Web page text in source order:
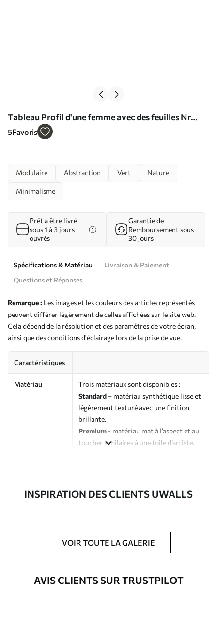
Tableau Profil d'une femme avec des feuilles Nr
m30561
5Favoris
Modulaire Abstraction Vert Nature
Minimalisme
Prêt à être livré
sous 1 à 3 jours
ouvrés
Garantie de
Remboursement sous
30 Jours
Spécifications & Matériau
Livraison & Paiement
Questions et Réponses
Remarque : Les images et les couleurs des articles représentés
peuvent différer légèrement de celles affichées sur le site web.
Cela dépend de la résolution et des paramètres de votre écran,
ainsi que des conditions d'éclairage lors de la prise de vue.
Caractéristiques
Matériau
Trois matériaux sont disponibles :
Standard – matériau synthétique lisse et
légèrement texturé avec une finition
brillante.
Premium - matériau mat à l’aspect et au
toucher similaires à une toile d’artiste.
Possibilité d'ajouter un vernis
protecteur pour renforcer la durabilité
du tableau.
Matériaux disponibles
INSPIRATION DES CLIENTS UWALLS
VOIR TOUTE LA GALERIE
AVIS CLIENTS SUR TRUSTPILOT